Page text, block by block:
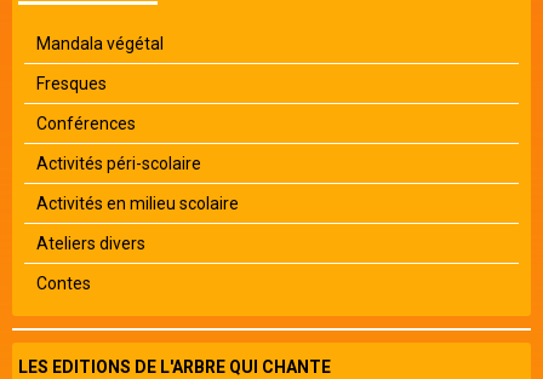
Mandala végétal
Fresques
Conférences
Activités péri-scolaire
Activités en milieu scolaire
Ateliers divers
Contes
LES EDITIONS DE L'ARBRE QUI CHANTE